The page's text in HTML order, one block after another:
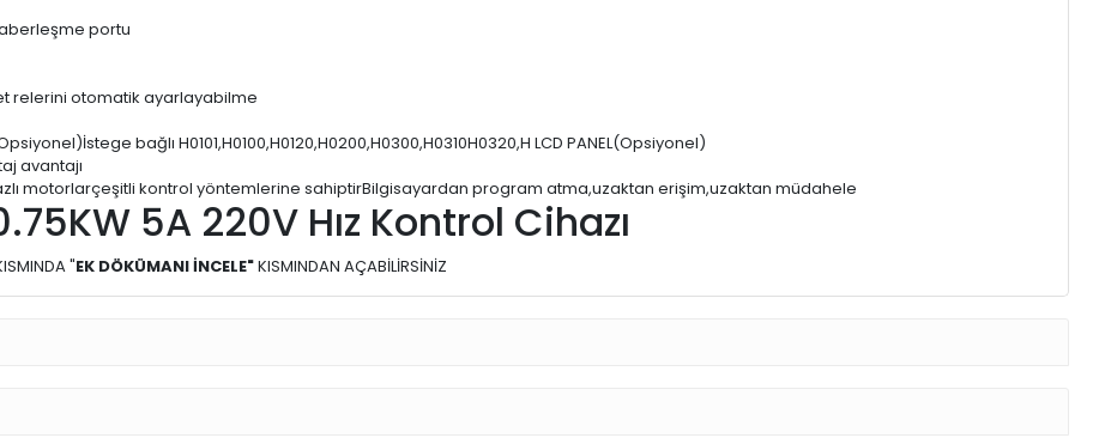
portu
relerini otomatik ayarlayabilme
bağlı H0101,H0100,H0120,H0200,H0300,H0310H0320,H LCD PANEL(Opsiyonel)
avantajı
motorlarçeşitli kontrol yöntemlerine sahiptirBilgisayardan program atma,uzaktan erişim,uzaktan müdahele
5A 220V Hız Kontrol Cihazı
"EK DÖKÜMANI İNCELE"KISMINDAN AÇABİLİRSİNİZ